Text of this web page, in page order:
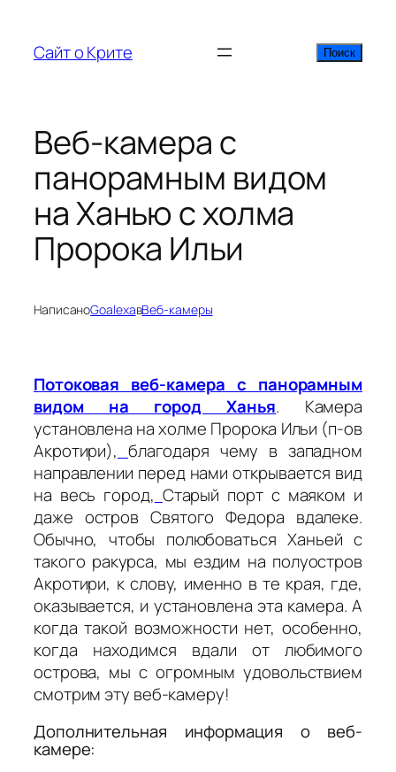
содержимому
Сайт о Крите Поиск
Поиск
Веб-камера с
панорамным видом
на Ханью с холма
Пророка Ильи
НаписаноGoalexaвВеб-камеры
Потоковая веб-камера с панорамным
видом на город Ханья. Камера
установлена на холме Пророка Ильи (п-ов
Акротири), благодаря чему в западном
направлении перед нами открывается вид
на весь город, Старый порт с маяком и
даже остров Святого Федора вдалеке.
Обычно, чтобы полюбоваться Ханьей с
такого ракурса, мы ездим на полуостров
Акротири, к слову, именно в те края, где,
оказывается, и установлена эта камера. А
когда такой возможности нет, особенно,
когда находимся вдали от любимого
острова, мы с огромным удовольствием
смотрим эту веб-камеру!
Дополнительная информация о веб-
камере: